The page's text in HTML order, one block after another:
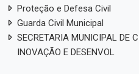
Proteção e Defesa Civil
Guarda Civil Municipal
SECRETARIA MUNICIPAL DE
INOVAÇÃO E DESENVOL